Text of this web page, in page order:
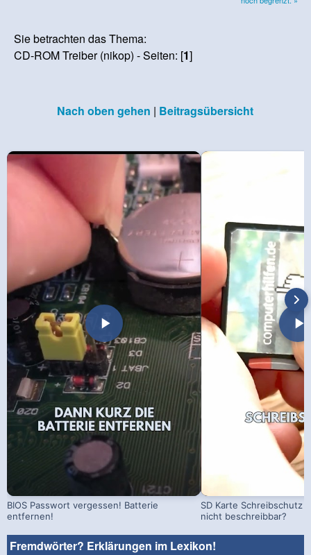
Sie betrachten das Thema:
CD-ROM Treiber (nikop) - Seiten: [1]
Nach oben gehen | Beitragsübersicht
BIOS Passwort vergessen! Batterie
entfernen!
SD Karte Schreibschutz
nicht beschreibbar?
Fremdwörter? Erklärungen im Lexikon!